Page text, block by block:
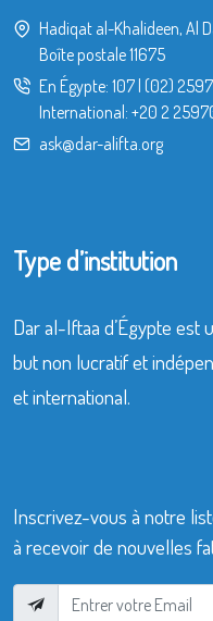
Hadiqat al-Khalideen, Al
Boîte postale 11675
En Égypte: 107| (02)
International: +20 2
ask@dar-alifta.org
Type d’institution
Dar al-Iftaa d’Égypte
but non lucratif et
et international.
Inscrivez-vous à notre
à recevoir de nouvelles